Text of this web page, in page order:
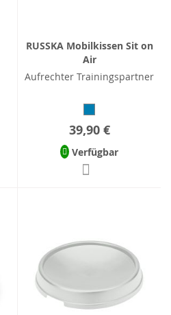
RUSSKA Mobilkissen Sit on
Air
Aufrechter Trainingspartner
39,90 €
Verfügbar